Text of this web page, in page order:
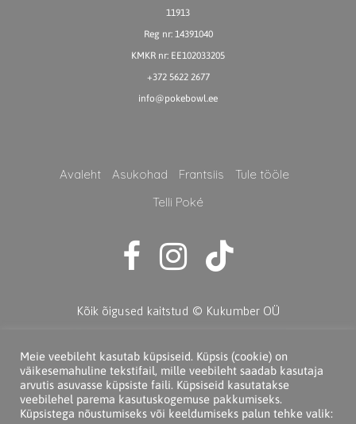
11913
Reg nr: 14391040
KMKR nr: EE102033205
+372 5622 2677
info@pokebowl.ee
Avaleht Asukohad Frantsiis
Tule tööle
Telli Poké
Kõik õigused kaitstud © Kukumber OÜ
Meie veebileht kasutab küpsiseid. Küpsis (cookie) on
väikesemahuline tekstifail, mille veebileht saadab kasutaja
arvutis asuvasse küpsiste faili. Küpsiseid kasutatakse
veebilehel parema kasutuskogemuse pakkumiseks.
Küpsistega nõustumiseks või keeldumiseks palun tehke valik: